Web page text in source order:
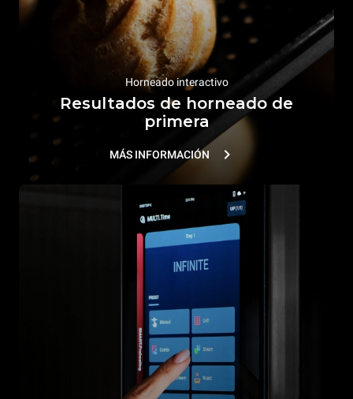
Horneado interactivo
Resultados de horneado de
primera
MÁS INFORMACIÓN